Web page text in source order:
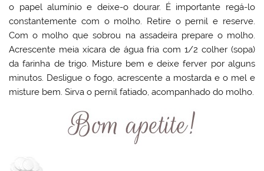
o papel alumínio e deixe-o dourar. É importante regá-lo
constantemente com o molho. Retire o pernil e reserve.
Com o molho que sobrou na assadeira prepare o molho.
Acrescente meia xícara de água fria com 1/2 colher (sopa)
da farinha de trigo. Misture bem e deixe ferver por alguns
minutos. Desligue o fogo, acrescente a mostarda e o mel e
misture bem. Sirva o pernil fatiado, acompanhado do molho.